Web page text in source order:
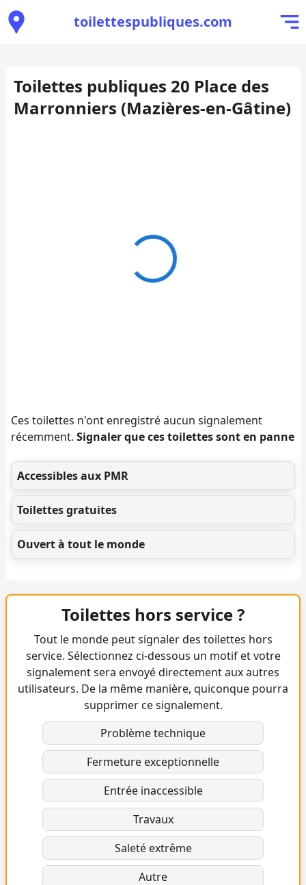
toilettespubliques.com
Toilettes publiques 20 Place des
Marronniers (Mazières-en-Gâtine)
Ces toilettes n'ont enregistré aucun signalement
récemment. Signaler que ces toilettes sont en panne
Accessibles aux PMR
Toilettes gratuites
Ouvert à tout le monde
Toilettes hors service ?
Tout le monde peut signaler des toilettes hors
service. Sélectionnez ci-dessous un motif et votre
signalement sera envoyé directement aux autres
utilisateurs. De la même manière, quiconque pourra
supprimer ce signalement.
Problème technique
Fermeture exceptionnelle
Entrée inaccessible
Travaux
Saleté extrême
Autre